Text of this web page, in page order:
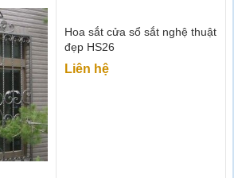
Hoa sắt cửa sổ sắt nghệ thuật
đẹp HS26
Liên hệ